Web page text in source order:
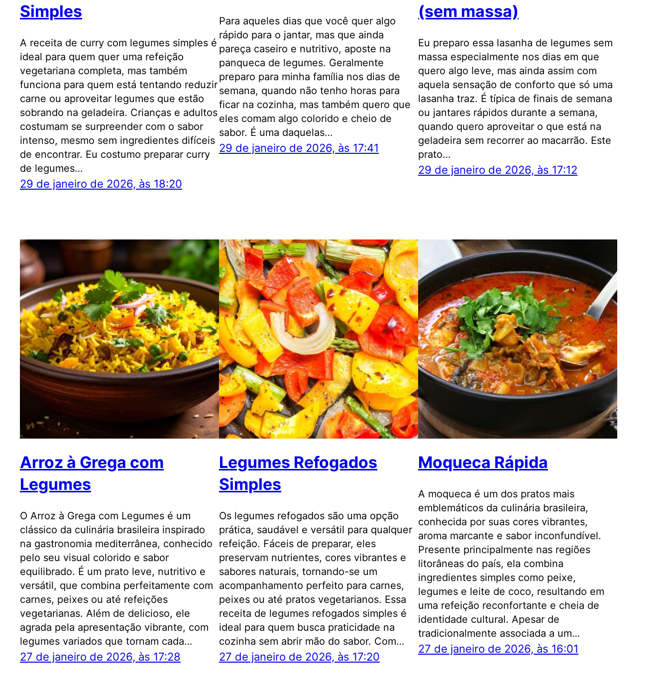
Simples
A receita de curry com legumes simples é
ideal para quem quer uma refeição
vegetariana completa, mas também
funciona para quem está tentando reduzir
carne ou aproveitar legumes que estão
sobrando na geladeira. Crianças e adultos
costumam se surpreender com o sabor
intenso, mesmo sem ingredientes difíceis
de encontrar. Eu costumo preparar curry
de legumes…
29 de janeiro de 2026, às 18:20
Para aqueles dias que você quer algo
rápido para o jantar, mas que ainda
pareça caseiro e nutritivo, aposte na
panqueca de legumes. Geralmente
preparo para minha família nos dias de
semana, quando não tenho horas para
ficar na cozinha, mas também quero que
eles comam algo colorido e cheio de
sabor. É uma daquelas…
29 de janeiro de 2026, às 17:41
(sem massa)
Eu preparo essa lasanha de legumes sem
massa especialmente nos dias em que
quero algo leve, mas ainda assim com
aquela sensação de conforto que só uma
lasanha traz. É típica de finais de semana
ou jantares rápidos durante a semana,
quando quero aproveitar o que está na
geladeira sem recorrer ao macarrão. Este
prato…
29 de janeiro de 2026, às 17:12
Arroz à Grega com
Legumes
O Arroz à Grega com Legumes é um
clássico da culinária brasileira inspirado
na gastronomia mediterrânea, conhecido
pelo seu visual colorido e sabor
equilibrado. É um prato leve, nutritivo e
versátil, que combina perfeitamente com
carnes, peixes ou até refeições
vegetarianas. Além de delicioso, ele
agrada pela apresentação vibrante, com
legumes variados que tornam cada…
27 de janeiro de 2026, às 17:28
Legumes Refogados
Simples
Os legumes refogados são uma opção
prática, saudável e versátil para qualquer
refeição. Fáceis de preparar, eles
preservam nutrientes, cores vibrantes e
sabores naturais, tornando-se um
acompanhamento perfeito para carnes,
peixes ou até pratos vegetarianos. Essa
receita de legumes refogados simples é
ideal para quem busca praticidade na
cozinha sem abrir mão do sabor. Com…
27 de janeiro de 2026, às 17:20
Moqueca Rápida
A moqueca é um dos pratos mais
emblemáticos da culinária brasileira,
conhecida por suas cores vibrantes,
aroma marcante e sabor inconfundível.
Presente principalmente nas regiões
litorâneas do país, ela combina
ingredientes simples como peixe,
legumes e leite de coco, resultando em
uma refeição reconfortante e cheia de
identidade cultural. Apesar de
tradicionalmente associada a um…
27 de janeiro de 2026, às 16:01